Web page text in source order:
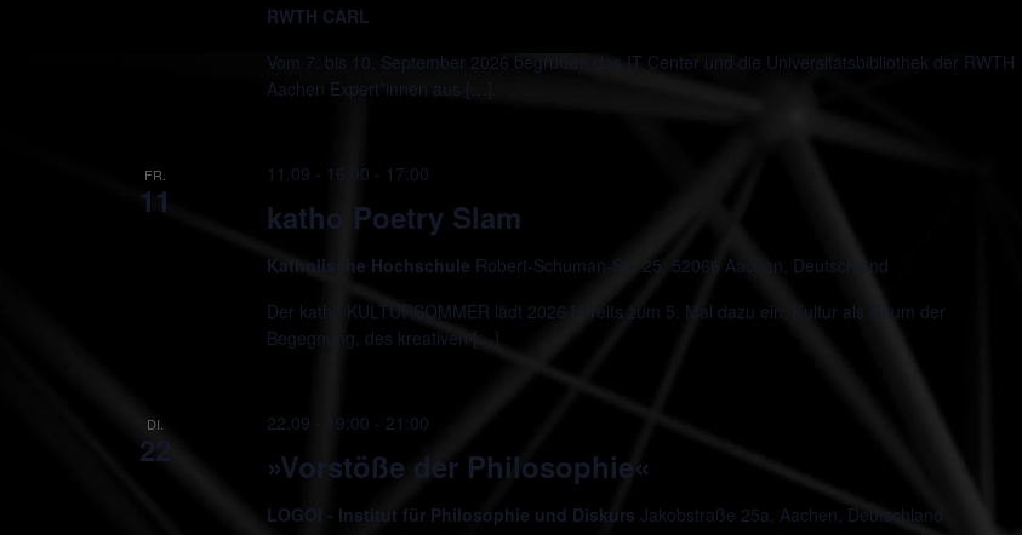
RWTH CARL
Vom 7. bis 10. September 2026 begrüßen das IT Center und die Universitätsbibliothek der RWTH
Aachen Expert*innen aus […]
FR.
11 katho Poetry Slam
11.09 - 16:00 - 17:00
Katholische Hochschule Robert-Schuman-Str. 25, 52066 Aachen, Deutschland
Der katho KULTURSOMMER lädt 2026 bereits zum 5. Mal dazu ein, Kultur als Raum der
Begegnung, des kreativen […]
DI.
22 »Vorstöße der Philosophie«
22.09 - 19:00 - 21:00
LOGOI - Institut für Philosophie und Diskurs Jakobstraße 25a, Aachen, Deutschland